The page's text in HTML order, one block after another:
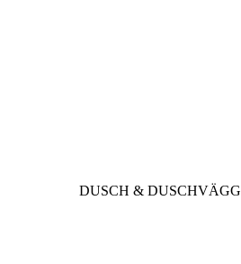
DUSCH & DUSCHVÄGG